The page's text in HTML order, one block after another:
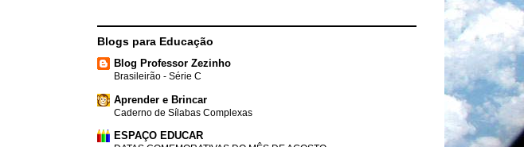
Blogs para Educação
Blog Professor Zezinho
Brasileirão - Série C
Aprender e Brincar
Caderno de Sílabas Complexas
ESPAÇO EDUCAR